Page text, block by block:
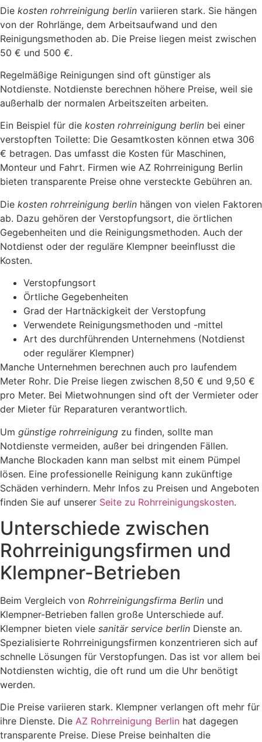
Die kosten rohrreinigung berlin variieren stark. Sie hängen
von der Rohrlänge, dem Arbeitsaufwand und den
Reinigungsmethoden ab. Die Preise liegen meist zwischen
50 € und 500 €.
Regelmäßige Reinigungen sind oft günstiger als
Notdienste. Notdienste berechnen höhere Preise, weil sie
außerhalb der normalen Arbeitszeiten arbeiten.
Ein Beispiel für die kosten rohrreinigung berlin bei einer
verstopften Toilette: Die Gesamtkosten können etwa 306
€ betragen. Das umfasst die Kosten für Maschinen,
Monteur und Fahrt. Firmen wie AZ Rohrreinigung Berlin
bieten transparente Preise ohne versteckte Gebühren an.
Die kosten rohrreinigung berlin hängen von vielen Faktoren
ab. Dazu gehören der Verstopfungsort, die örtlichen
Gegebenheiten und die Reinigungsmethoden. Auch der
Notdienst oder der reguläre Klempner beeinflusst die
Kosten.
Verstopfungsort
Örtliche Gegebenheiten
Grad der Hartnäckigkeit der Verstopfung
Verwendete Reinigungsmethoden und -mittel
Art des durchführenden Unternehmens (Notdienst
oder regulärer Klempner)
Manche Unternehmen berechnen auch pro laufendem
Meter Rohr. Die Preise liegen zwischen 8,50 € und 9,50 €
pro Meter. Bei Mietwohnungen sind oft der Vermieter oder
der Mieter für Reparaturen verantwortlich.
Um günstige rohrreinigung zu finden, sollte man
Notdienste vermeiden, außer bei dringenden Fällen.
Manche Blockaden kann man selbst mit einem Pümpel
lösen. Eine professionelle Reinigung kann zukünftige
Schäden verhindern. Mehr Infos zu Preisen und Angeboten
finden Sie auf unserer Seite zu Rohrreinigungskosten.
Unterschiede zwischen
Rohrreinigungsfirmen und
Klempner-Betrieben
Beim Vergleich von Rohrreinigungsfirma Berlin und
Klempner-Betrieben fallen große Unterschiede auf.
Klempner bieten viele sanitär service berlin Dienste an.
Spezialisierte Rohrreinigungsfirmen konzentrieren sich auf
schnelle Lösungen für Verstopfungen. Das ist vor allem bei
Notdiensten wichtig, die oft rund um die Uhr benötigt
werden.
Die Preise variieren stark. Klempner verlangen oft mehr für
ihre Dienste. Die AZ Rohrreinigung Berlin hat dagegen
transparente Preise. Diese Preise beinhalten die